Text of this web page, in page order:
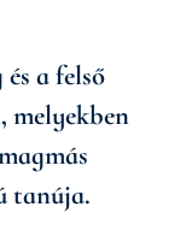
a felső
melyekben
tanúja.